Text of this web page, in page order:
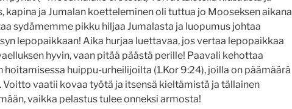
kapina ja Jumalan koetteleminen oli tuttua jo Mooseksen aikana
sydämemme pikku hiljaa Jumalasta ja luopumus johtaa
lepopaikkaan! Aika hurjaa luettavaa, jos vertaa lepopaikkaa
hyvin, vaan pitää päästä perille! Paavali kehottaa
huippu-urheilijoilta (1.Kor 9:24), joilla on päämäärä
Voitto vaatii kovaa työtä ja itsensä kieltämistä ja tällainen
vaikka pelastus tulee onneksi armosta!